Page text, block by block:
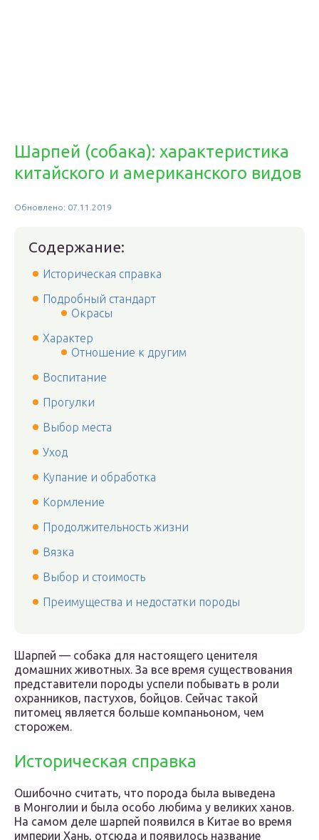
Шарпей (собака): характеристика
китайского и американского видов
Обновлено: 07.11.2019
Содержание:
Историческая справка
Подробный стандарт
Окрасы
Характер
Отношение к другим
Воспитание
Прогулки
Выбор места
Уход
Купание и обработка
Кормление
Продолжительность жизни
Вязка
Выбор и стоимость
Преимущества и недостатки породы
Шарпей — собака для настоящего ценителя
домашних животных. За все время существования
представители породы успели побывать в роли
охранников, пастухов, бойцов. Сейчас такой
питомец является больше компаньоном, чем
сторожем.
Историческая справка
Ошибочно считать, что порода была выведена
в Монголии и была особо любима у великих ханов.
На самом деле шарпей появился в Китае во время
империи Хань, отсюда и появилось название